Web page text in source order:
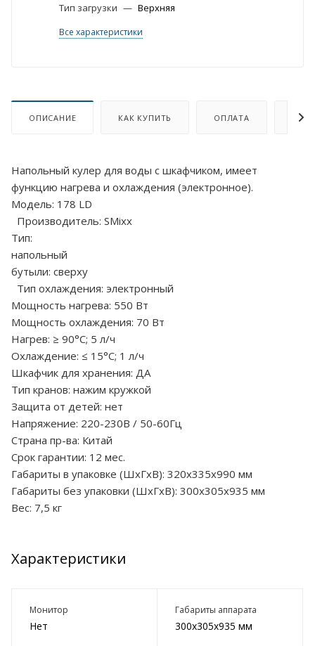
Тип загрузки — Верхняя
Все характеристики
ОПИСАНИЕ КАК КУПИТЬ ОПЛАТА
Напольный кулер для воды с шкафчиком, имеет
функцию нагрева и охлаждения (электронное).
Модель: 178 LD
Производитель: SMixx
Тип:
напольный
бутыли: сверху
Тип охлаждения: электронный
Мощность нагрева: 550 Вт
Мощность охлаждения: 70 Вт
Нагрев: ≥ 90°С; 5 л/ч
Охлаждение: ≤ 15°С; 1 л/ч
Шкафчик для хранения: ДА
Тип кранов: нажим кружкой
Защита от детей: нет
Напряжение: 220-230В / 50-60Гц
Страна пр-ва: Китай
Срок гарантии: 12 мес.
Габариты в упаковке (ШxГxВ): 320х335х990 мм
Габариты без упаковки (ШxГxВ): 300х305х935 мм
Вес: 7,5 кг
Характеристики
Монитор
Нет
Габариты аппарата
300х305х935 мм